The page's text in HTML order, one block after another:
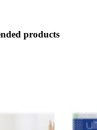
products